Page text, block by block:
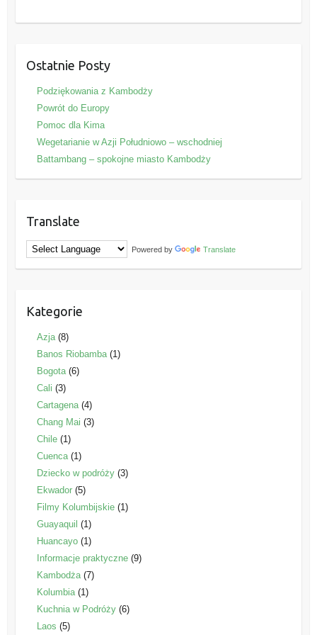
Ostatnie Posty
Podziękowania z Kambodży
Powrót do Europy
Pomoc dla Kima
Wegetarianie w Azji Południowo – wschodniej
Battambang – spokojne miasto Kambodży
Translate
Powered by Translate
Kategorie
Azja(8)
Banos Riobamba(1)
Bogota(6)
Cali (3)
Cartagena(4)
Chang Mai (3)
Chile(1)
Cuenca(1)
Dziecko w podróży(3)
Ekwador(5)
Filmy Kolumbijskie(1)
Guayaquil (1)
Huancayo(1)
Informacje praktyczne(9)
Kambodża(7)
Kolumbia(1)
Kuchnia w Podróży(6)
Laos (5)